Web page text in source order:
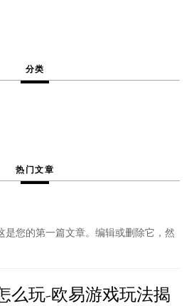
分类
热门文章
您的第一篇文章。编辑或删除它，然
么玩-欧易游戏玩法揭